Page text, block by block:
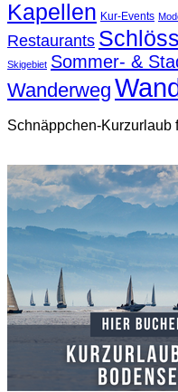
Kapellen Kur-Events
Restaurants
Skigebiet Sommer- &
Wanderweg
Schnäppchen-Kurzurlaub